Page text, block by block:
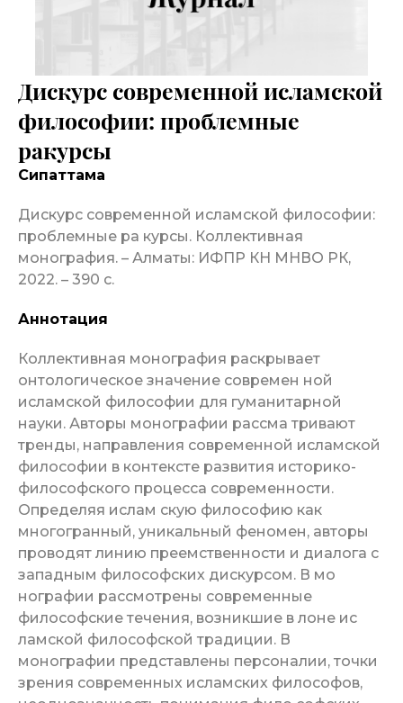
Дискурс современной исламской
философии: проблемные
ракурсы
Сипаттама
Дискурс современной исламской философии:
проблемные ра курсы. Коллективная
монография. – Алматы: ИФПР КН МНВО РК,
2022. – 390 с.
Аннотация
Коллективная монография раскрывает
онтологическое значение современ ной
исламской философии для гуманитарной
науки. Авторы монографии рассма тривают
тренды, направления современной исламской
философии в контексте развития историко-
философского процесса современности.
Определяя ислам скую философию как
многогранный, уникальный феномен, авторы
проводят линию преемственности и диалога с
западным философских дискурсом. В мо
нографии рассмотрены современные
философские течения, возникшие в лоне ис
ламской философской традиции. В
монографии представлены персоналии, точки
зрения современных исламских философов,